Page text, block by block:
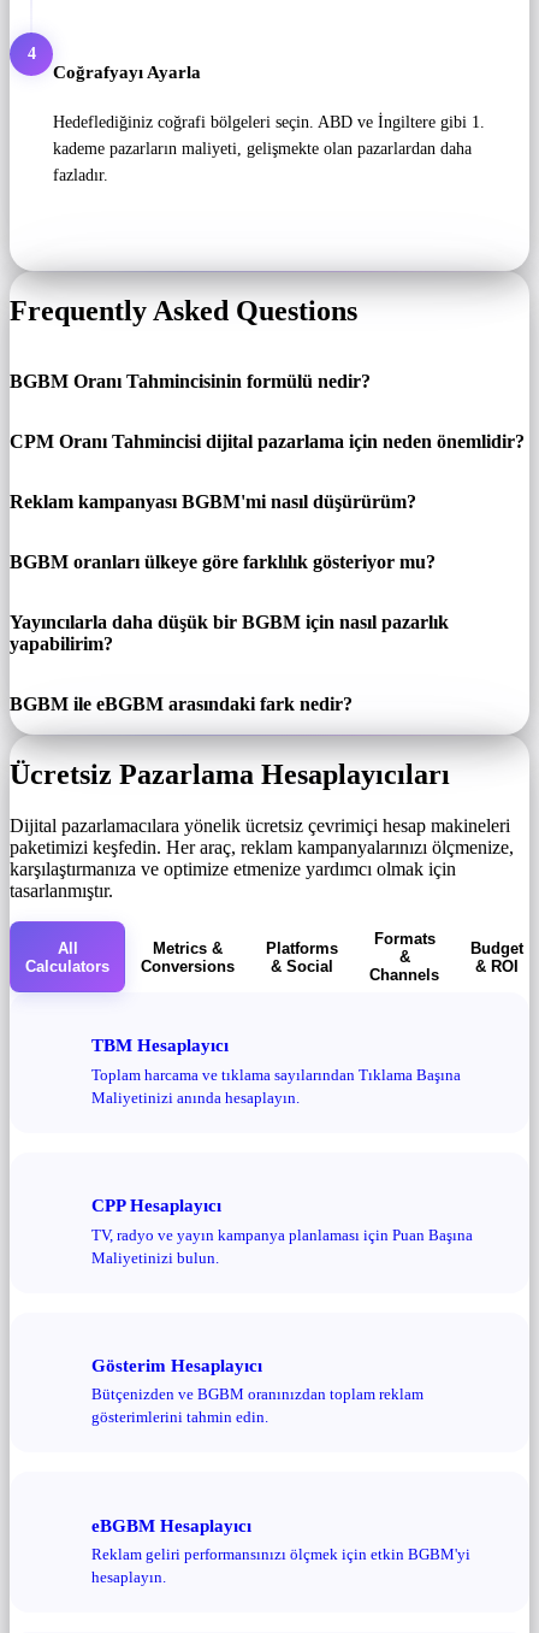
4
Coğrafyayı Ayarla
Hedeflediğiniz coğrafi bölgeleri seçin. ABD ve İngiltere gibi 1.
kademe pazarların maliyeti, gelişmekte olan pazarlardan daha
fazladır.
Frequently Asked Questions
BGBM Oranı Tahmincisinin formülü nedir?
CPM Oranı Tahmincisi dijital pazarlama için neden önemlidir?
Reklam kampanyası BGBM'mi nasıl düşürürüm?
BGBM oranları ülkeye göre farklılık gösteriyor mu?
Yayıncılarla daha düşük bir BGBM için nasıl pazarlık
yapabilirim?
BGBM ile eBGBM arasındaki fark nedir?
Ücretsiz Pazarlama Hesaplayıcıları
Dijital pazarlamacılara yönelik ücretsiz çevrimiçi hesap makineleri
paketimizi keşfedin. Her araç, reklam kampanyalarınızı ölçmenize,
karşılaştırmanıza ve optimize etmenize yardımcı olmak için
tasarlanmıştır.
All
Calculators
Metrics &
Conversions
Platforms
& Social
Formats
&
Channels
Budget
& ROI
TBM Hesaplayıcı
Toplam harcama ve tıklama sayılarından Tıklama Başına
Maliyetinizi anında hesaplayın.
CPP Hesaplayıcı
TV, radyo ve yayın kampanya planlaması için Puan Başına
Maliyetinizi bulun.
Gösterim Hesaplayıcı
Bütçenizden ve BGBM oranınızdan toplam reklam
gösterimlerini tahmin edin.
eBGBM Hesaplayıcı
Reklam geliri performansınızı ölçmek için etkin BGBM'yi
hesaplayın.